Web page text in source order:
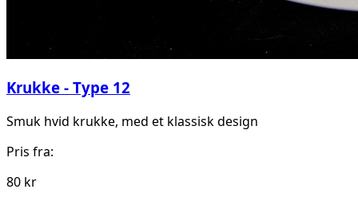
Krukke - Type 12
Smuk hvid krukke, med et klassisk design
Pris fra:
80 kr